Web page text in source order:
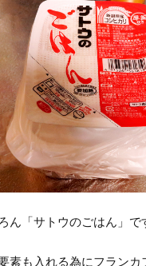
ん「サトウのごはん」で
素も入れる為にフランカ